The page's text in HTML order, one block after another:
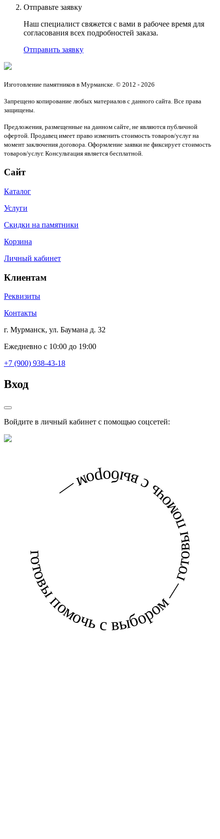
Отправьте заявку
Наш специалист свяжется с вами в рабочее время для
согласования всех подробностей заказа.
Отправить заявку
Изготовление памятников в Мурманске. © 2012 - 2026
Запрещено копирование любых материалов с данного сайта. Все права
защищены.
Предложения, размещенные на данном сайте, не являются публичной
офертой. Продавец имеет право изменить стоимость товаров/услуг на
момент заключения договора. Оформление заявки не фиксирует стоимость
товаров/услуг. Консультация является бесплатной.
Сайт
Каталог
Услуги
Скидки на памятники
Корзина
Личный кабинет
Клиентам
Реквизиты
Контакты
г. Мурманск, ул. Баумана д. 32
Ежедневно с 10:00 до 19:00
+7 (900) 938-43-18
Вход
Войдите в личный кабинет с помощью соцсетей:
готовы помочь с выбором — готовы помочь с выбором —